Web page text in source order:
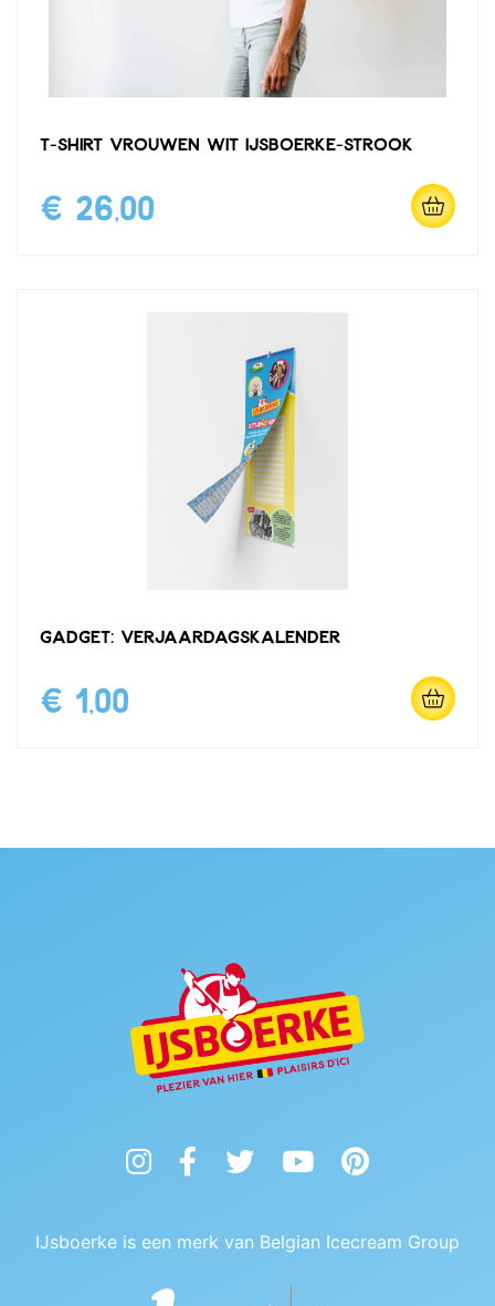
T-shirt vrouwen wit IJsboerke-strook
€ 26,00
Gadget: verjaardagskalender
€ 1,00
InstagramFacebookTwitter YouTubePinterest
IJsboerke is een merk van Belgian Icecream Group